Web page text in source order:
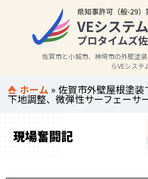
佐賀市と小城市、神埼市の外壁塗
らVEシステ
ホーム »佐賀市外壁屋根塗
下地調整、微弾性サーフェーサ
現場奮闘記